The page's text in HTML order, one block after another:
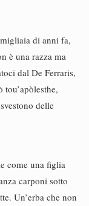
di anni fa,
è una razza ma
dal De Ferraris,
delle
come una figlia
carponi sotto
Un’erba che non